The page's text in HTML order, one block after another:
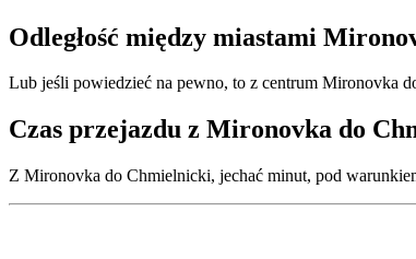
Odległość między miastami
Lub jeśli powiedzieć na pewno, to z centrum Mironovka
Czas przejazdu z Mironovka do
Z Mironovka do Chmielnicki, jechać minut, pod